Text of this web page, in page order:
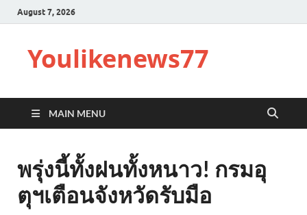
August 7, 2026
Youlikenews77
MAIN MENU
พรุ่งนี้ทั้งฝนทั้งหนาว! กรมอุ
ตุฯเตือนจังหวัดรับมือ